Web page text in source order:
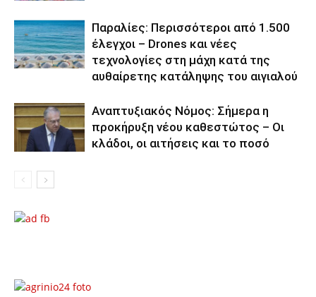
Παραλίες: Περισσότεροι από 1.500
έλεγχοι – Drones και νέες
τεχνολογίες στη μάχη κατά της
αυθαίρετης κατάληψης του αιγιαλού
Αναπτυξιακός Νόμος: Σήμερα η
προκήρυξη νέου καθεστώτος – Οι
κλάδοι, οι αιτήσεις και το ποσό